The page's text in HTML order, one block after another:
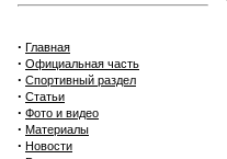
· Главная
· Официальная часть
· Спортивный раздел
· Статьи
· Фото и видео
· Материалы
· Новости